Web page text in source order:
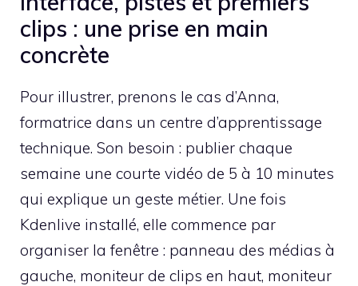
clips : une prise en main
concrète
Pour illustrer, prenons le cas d’Anna,
formatrice dans un centre d’apprentissage
technique. Son besoin : publier chaque
semaine une courte vidéo de 5 à 10 minutes
qui explique un geste métier. Une fois
Kdenlive installé, elle commence par
organiser la fenêtre : panneau des médias à
gauche, moniteur de clips en haut, moniteur